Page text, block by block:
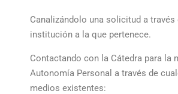
Canalizándolo una solicitud a través
institución a la que pertenece.
Contactando con la Cátedra para la
Autonomía Personal a través de
medios existentes: